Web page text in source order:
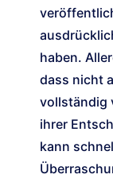
haben.
dass nicht
vollständig
ihrer
kann